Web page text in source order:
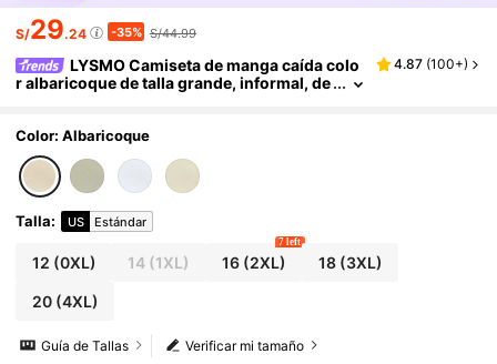
S/29.24 -35% S/44.99
LYSMO Camiseta de manga caída colo
r albaricoque de talla grande, informal, de
4.87 (100+)
Color: Albaricoque
Talla: US Estándar
12 (0XL) 14 (1XL) 16(2XL)
7 left
18(3XL)
20(4XL)
Verificar mi tamaño
Guía de Tallas